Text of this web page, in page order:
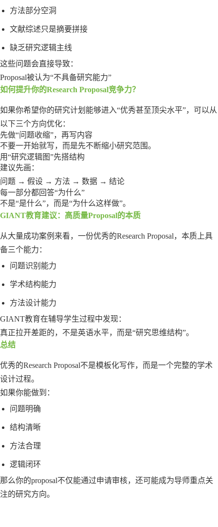
方法部分空洞
文献综述只是摘要拼接
缺乏研究逻辑主线
这些问题会直接导致：
Proposal被认为“不具备研究能力”
如何提升你的Research Proposal竞争力？
如果你希望你的研究计划能够进入“优秀甚至顶尖水平”，可以从
以下三个方向优化：
先做“问题收缩”，再写内容
不要一开始就写，而是先不断缩小研究范围。
用“研究逻辑图”先搭结构
建议先画：
问题 → 假设 → 方法 → 数据 → 结论
每一部分都回答“为什么”
不是“是什么”，而是“为什么这样做”。
GIANT教育建议：高质量Proposal的本质
从大量成功案例来看，一份优秀的Research Proposal，本质上具
备三个能力：
问题识别能力
学术结构能力
方法设计能力
GIANT教育在辅导学生过程中发现：
真正拉开差距的，不是英语水平，而是“研究思维结构”。
总结
优秀的Research Proposal不是模板化写作，而是一个完整的学术
设计过程。
如果你能做到：
问题明确
结构清晰
方法合理
逻辑闭环
那么你的proposal不仅能通过申请审核，还可能成为导师重点关
注的研究方向。